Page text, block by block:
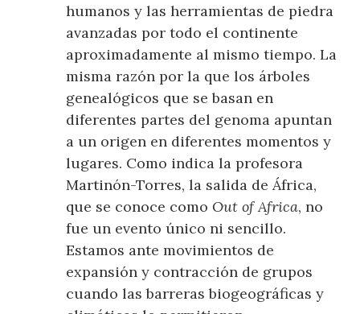
humanos y las herramientas de piedra
avanzadas por todo el continente
aproximadamente al mismo tiempo. La
misma razón por la que los árboles
genealógicos que se basan en
diferentes partes del genoma apuntan
a un origen en diferentes momentos y
lugares. Como indica la profesora
Martinón-Torres, la salida de África,
que se conoce como Out of Africa, no
fue un evento único ni sencillo.
Estamos ante movimientos de
expansión y contracción de grupos
cuando las barreras biogeográficas y